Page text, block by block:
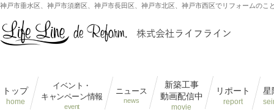
神戸市垂水区、神戸市須磨区、神戸市長田区、神戸市北区、神戸市西区でリフォームの
トップ
home
イベント・
キャンペーン情報
event
ニュース
news
新築工事
動画配信中
movie
リポート
report
星